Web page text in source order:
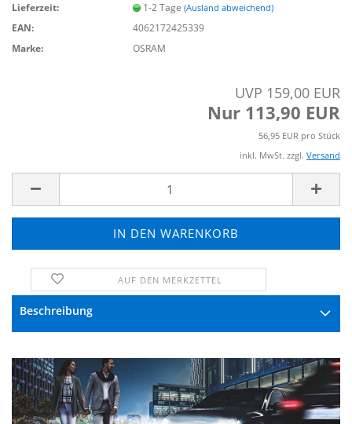
Lieferzeit:
1-2 Tage(Ausland abweichend)
EAN:
4062172425339
Marke:
OSRAM
UVP 159,00 EUR
Nur 113,90 EUR
56,95 EUR pro Stück
inkl. MwSt. zzgl. Versand
AUF DEN MERKZETTEL
Beschreibung